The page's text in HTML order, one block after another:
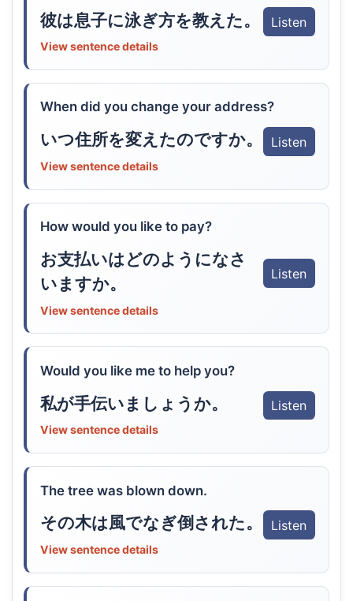
彼は息子に泳ぎ方を教えた。 Listen
View sentence details
When did you change your address?
いつ住所を変えたのですか。 Listen
View sentence details
How would you like to pay?
お支払いはどのようになさ
いますか。
Listen
View sentence details
Would you like me to help you?
私が手伝いましょうか。 Listen
View sentence details
The tree was blown down.
その木は風でなぎ倒された。 Listen
View sentence details